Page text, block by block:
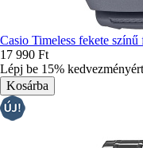
Casio Timeless fekete
17 990 Ft
Lépj be 15% kedvezményért